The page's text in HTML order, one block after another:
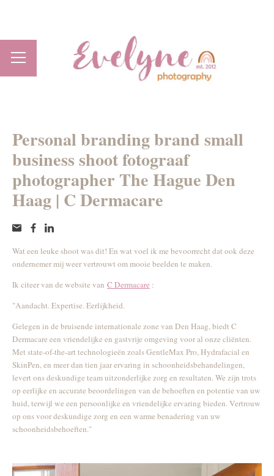
Personal branding brand small
business shoot fotograaf
photographer The Hague Den
Haag | C Dermacare
Wat een leuke shoot was dit! En wat voel ik me bevoorrecht dat ook deze
ondernemer mij weer vertrouwt om mooie beelden te maken.
Ik citeer van de website van C Dermacare :
"Aandacht. Expertise. Eerlijkheid.
Gelegen in de bruisende internationale zone van Den Haag, biedt C
Dermacare een vriendelijke en gastvrije omgeving voor al onze cliënten.
Met state-of-the-art technologieën zoals GentleMax Pro, Hydrafacial en
SkinPen, en meer dan tien jaar ervaring in schoonheidsbehandelingen,
levert ons deskundige team uitzonderlijke zorg en resultaten. We zijn trots
op eerlijke en accurate beoordelingen van de behoeften en potentie van uw
huid, terwijl we een persoonlijke en vriendelijke ervaring bieden. Vertrouw
op ons voor deskundige zorg en een warme benadering van uw
schoonheidsbehoeften."